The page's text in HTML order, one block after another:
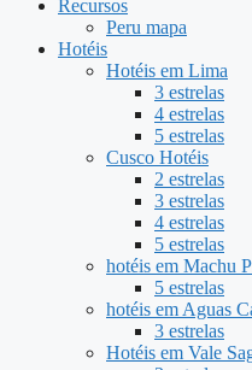
Recursos
Peru mapa
Hotéis
Hotéis em Lima
3 estrelas
4 estrelas
5 estrelas
Cusco Hotéis
2 estrelas
3 estrelas
4 estrelas
5 estrelas
hotéis em Machu
5 estrelas
hotéis em Aguas
3 estrelas
Hotéis em Vale